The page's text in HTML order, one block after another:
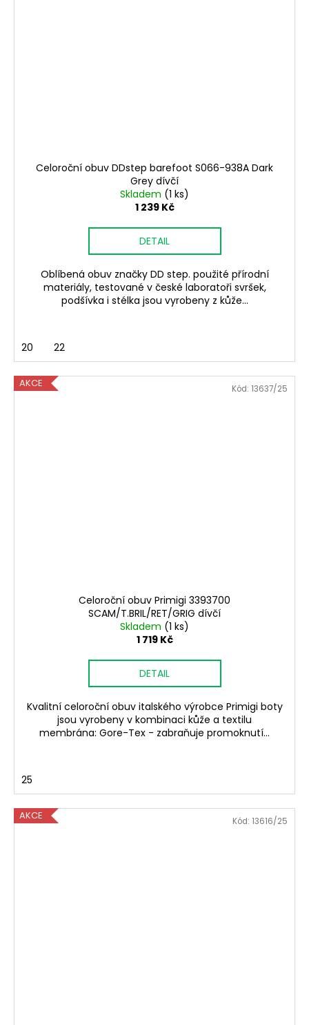
Celoroční obuv DDstep barefoot S066-938A Dark
Grey dívčí
Skladem (1 ks)
1 239 Kč
DETAIL
Oblíbená obuv značky DD step. použité přírodní
materiály, testované v české laboratoři svršek,
podšívka i stélka jsou vyrobeny z kůže...
20 22
AKCE
Celoroční obuv Primigi 3393700
SCAM/T.BRIL/RET/GRIG dívčí
Skladem (1 ks)
1 719 Kč
DETAIL
Kvalitní celoroční obuv italského výrobce Primigi boty
jsou vyrobeny v kombinaci kůže a textilu
membrána: Gore-Tex - zabraňuje promoknutí...
25
Kód: 13637/25
AKCE Kód: 13616/25